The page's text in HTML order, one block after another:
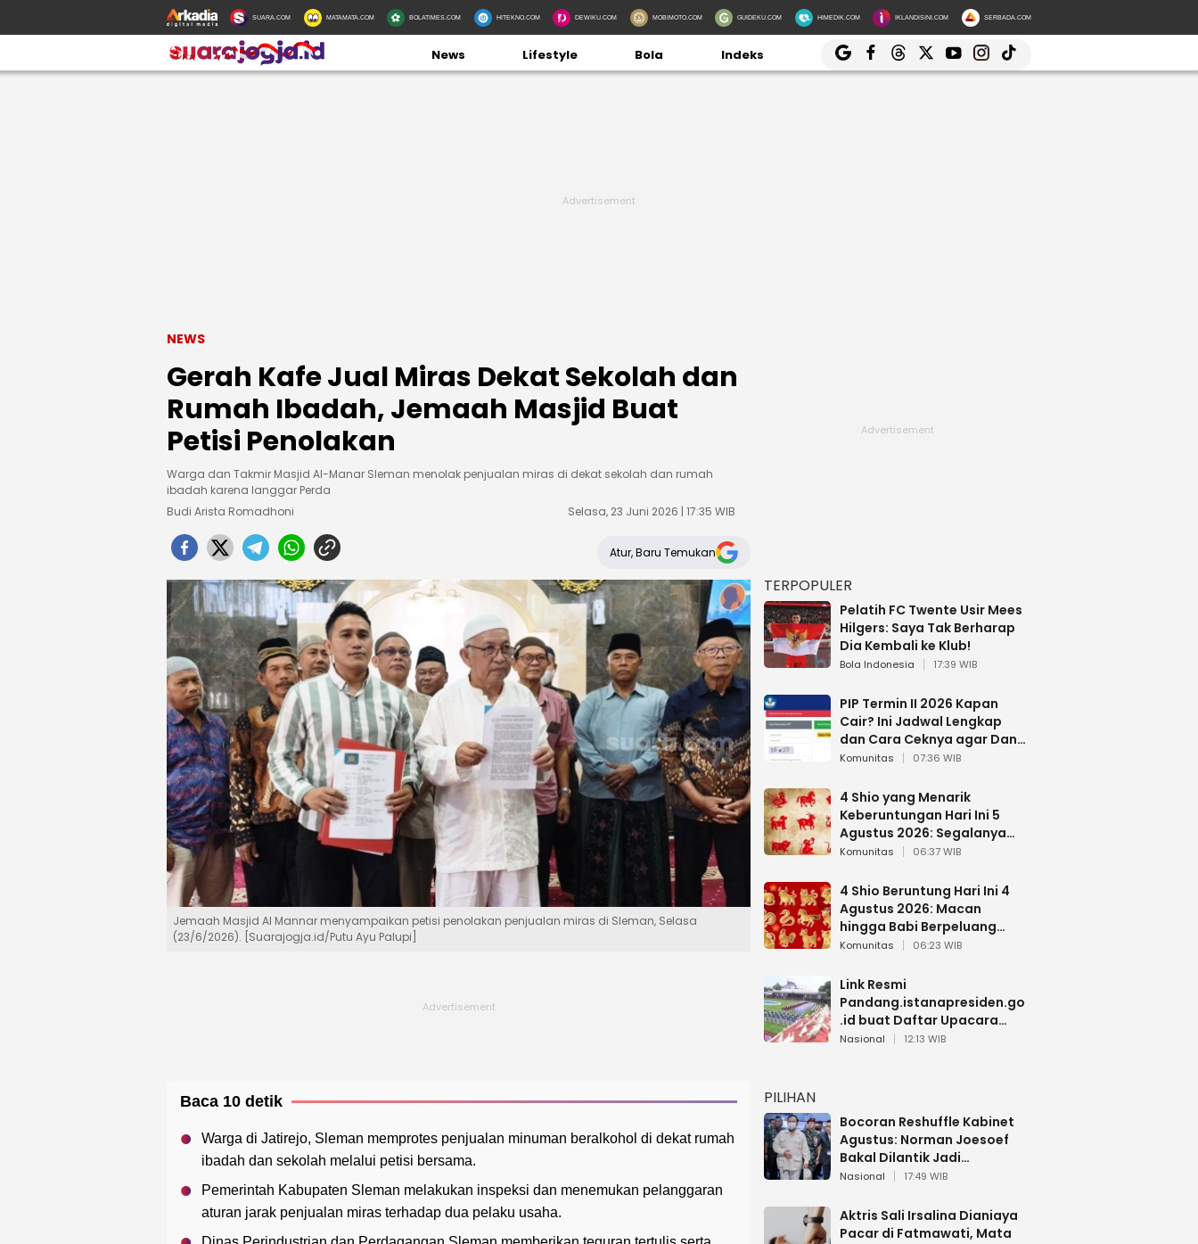
SUARA.COM MATAMATA.COM BOLATIMES.COM HITEKNO.COM DEWIKU.COM MOBIMOTO.COM GUIDEKU.COM HIMEDIK.COM IKLANDISINI.COM SERBADA.COM
News Lifestyle Bola Indeks
NEWS
Gerah Kafe Jual Miras Dekat Sekolah dan
Rumah Ibadah, Jemaah Masjid Buat
Petisi Penolakan
Warga dan Takmir Masjid Al-Manar Sleman menolak penjualan miras di dekat sekolah dan rumah
ibadah karena langgar Perda
Budi Arista Romadhoni
Selasa, 23 Juni 2026 | 17:35 WIB
Atur, Baru Temukan
Jemaah Masjid Al Mannar menyampaikan petisi penolakan penjualan miras di Sleman, Selasa
(23/6/2026). [Suarajogja.id/Putu Ayu Palupi]
Baca 10 detik
Warga di Jatirejo, Sleman memprotes penjualan minuman beralkohol di dekat rumah
ibadah dan sekolah melalui petisi bersama.
Pemerintah Kabupaten Sleman melakukan inspeksi dan menemukan pelanggaran
aturan jarak penjualan miras terhadap dua pelaku usaha.
TERPOPULER
Pelatih FC Twente Usir Mees
Hilgers: Saya Tak Berharap
Dia Kembali ke Klub!
Bola Indonesia 17:39 WIB
PIP Termin II 2026 Kapan
Cair? Ini Jadwal Lengkap
dan Cara Ceknya agar Dana
Tidak Hangus!
Komunitas 07:36 WIB
4 Shio yang Menarik
Keberuntungan Hari Ini 5
Agustus 2026: Segalanya
Berjalan Lancar
Komunitas 06:37 WIB
4 Shio Beruntung Hari Ini 4
Agustus 2026: Macan
hingga Babi Berpeluang
Dapat Kabar Baik
Komunitas 06:23 WIB
Link Resmi
Pandang.istanapresiden.go
.id buat Daftar Upacara
Bendera HUT RI di Istana
Nasional 12:13 WIB
PILIHAN
Bocoran Reshuffle Kabinet
Agustus: Norman Joesoef
Bakal Dilantik Jadi
Wamenhan RI
Nasional 17:49 WIB
Aktris Sali Irsalina Dianiaya
Pacar di Fatmawati, Mata